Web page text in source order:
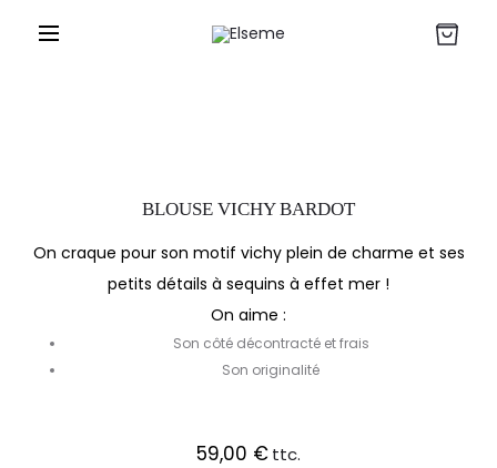
BLOUSE VICHY BARDOT
On craque pour son motif vichy plein de charme et ses
petits détails à sequins à effet mer !
On aime :
Son côté décontracté et frais
Son originalité
59,00 €ttc.